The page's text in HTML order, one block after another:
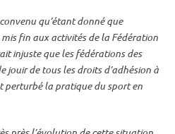
qu’étant donné que
mis fin aux activités de la Fédération
injuste que les fédérations des
de tous les droits d’adhésion à
la pratique du sport en